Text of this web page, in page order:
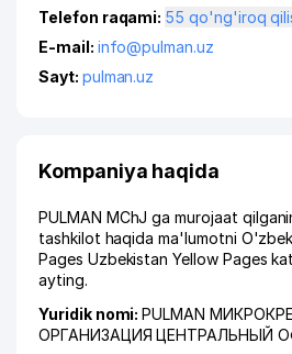
Telefon raqami:
55 qo'ng'iroq
E-mail: info@pulman.uz
Sayt: pulman.uz
Kompaniya haqida
PULMAN MChJ ga murojaat
tashkilot haqida ma'lumotni
Pages Uzbekistan Yellow Pages
ayting.
Yuridik nomi:PULMAN
ОРГАНИЗАЦИЯ ЦЕНТРАЛЬНЫЙ